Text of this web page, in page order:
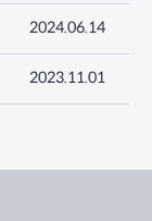
2024.06.14
2023.11.01